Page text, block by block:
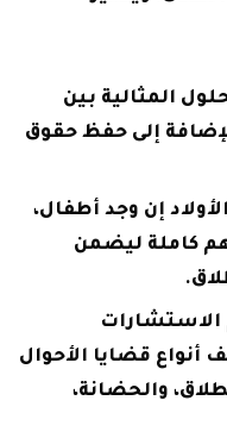
المثالية بين
إلى حفظ حقوق
إن وجد أطفال،
كاملة ليضمن
الاستشارات
أنواع قضايا الأحوال
والحضانة،